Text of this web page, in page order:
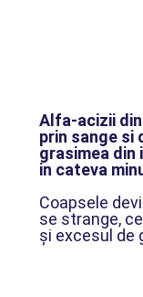
Alfa-acizii
prin sange si
grasimea din
in cateva
Coapsele
se strange,
și excesul de